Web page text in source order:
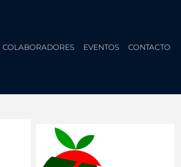
COLABORADORES EVENTOS CONTACTO